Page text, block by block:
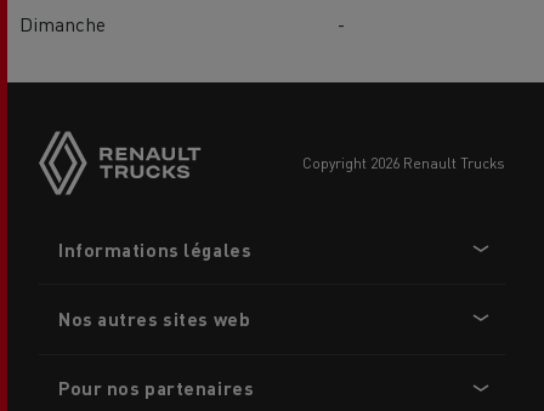
Dimanche
-
buttons
copyright 2026 Renault Trucks
menu
Informations légales
Nos autres sites web
Pour nos partenaires